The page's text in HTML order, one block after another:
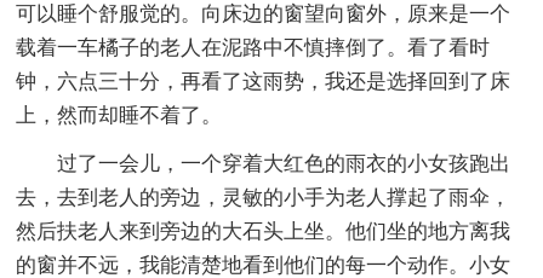
可以睡个舒服觉的。向床边的窗望向窗外，原来是一个
载着一车橘子的老人在泥路中不慎摔倒了。看了看时
钟，六点三十分，再看了这雨势，我还是选择回到了床
上，然而却睡不着了。
过了一会儿，一个穿着大红色的雨衣的小女孩跑出
去，去到老人的旁边，灵敏的小手为老人撑起了雨伞，
然后扶老人来到旁边的大石头上坐。他们坐的地方离我
的窗并不远，我能清楚地看到他们的每一个动作。小女